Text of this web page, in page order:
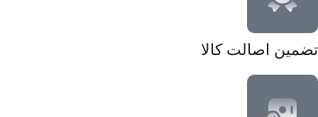
تضمین اصالت کالا